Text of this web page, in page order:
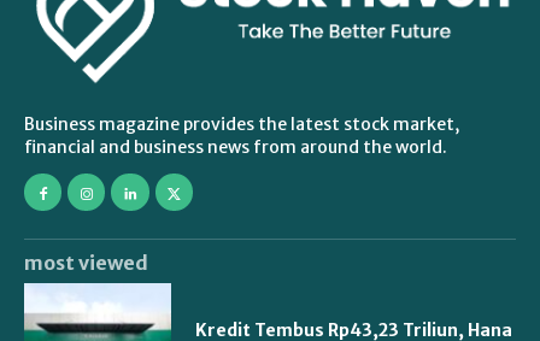
Business magazine provides the latest stock market,
financial and business news from around the world.
most viewed
Kredit Tembus Rp43,23 Triliun, Hana